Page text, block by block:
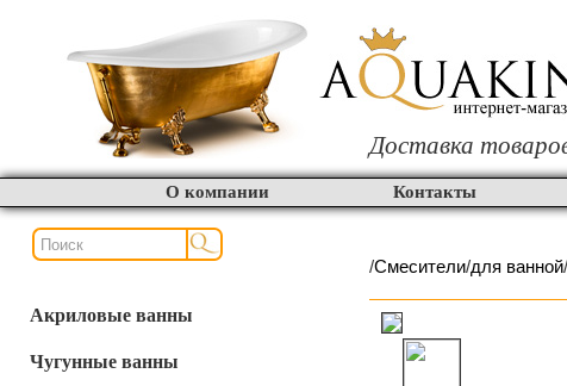
Доставка
О компании Контакты
Акриловые ванны
Чугунные ванны
/Смесители/для ванной